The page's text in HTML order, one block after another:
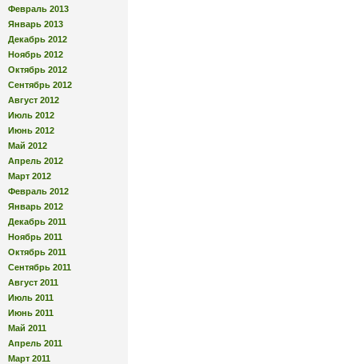
Февраль 2013
Январь 2013
Декабрь 2012
Ноябрь 2012
Октябрь 2012
Сентябрь 2012
Август 2012
Июль 2012
Июнь 2012
Май 2012
Апрель 2012
Март 2012
Февраль 2012
Январь 2012
Декабрь 2011
Ноябрь 2011
Октябрь 2011
Сентябрь 2011
Август 2011
Июль 2011
Июнь 2011
Май 2011
Апрель 2011
Март 2011